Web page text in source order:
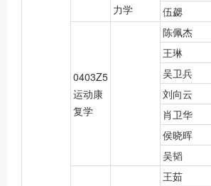
力学
伍勰
0403Z5
运动康
复学
陈佩杰
王琳
吴卫兵
刘向云
肖卫华
侯晓晖
吴韬
王茹